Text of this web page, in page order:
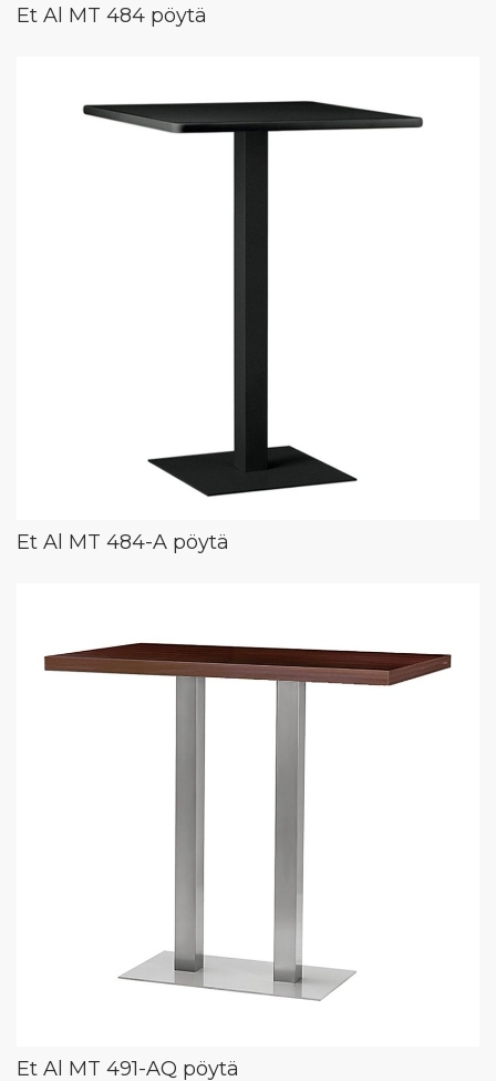
Et Al MT 484 pöytä
Et Al MT 484-A pöytä
Et Al MT 491-AQ pöytä